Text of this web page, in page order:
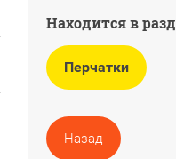
Находится в
Перчатки
Назад